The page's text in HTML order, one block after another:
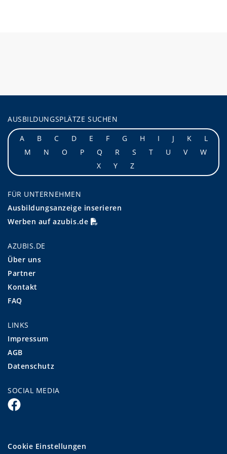
AUSBILDUNGSPLÄTZE SUCHEN
A
B C D E F G H I J K
L
M
N O P Q R S T U V
W
X
Y Z
FÜR UNTERNEHMEN
Ausbildungsanzeige inserieren
Werben auf azubis.de
AZUBIS.DE
Über uns
Partner
Kontakt
FAQ
LINKS
Impressum
AGB
Datenschutz
SOCIAL MEDIA
Cookie Einstellungen